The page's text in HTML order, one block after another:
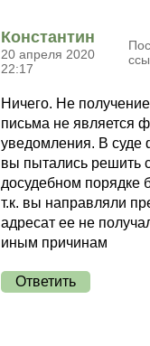
Константин
20 апреля 2020
22:17
Ничего. Не получение
письма не является
уведомления. В суде
вы пытались решить
досудебном порядке
т.к. вы направляли
адресат ее не
иным причинам
Ответить